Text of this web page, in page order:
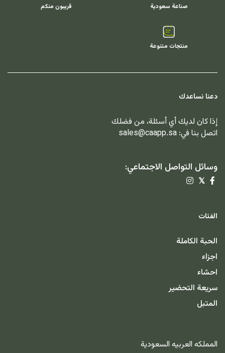
صناعة سعودية قريبون منكم
منتجات متنوعة
دعنا نساعدك
إذا كان لديك أي أسئلة، من فضلك
اتصل بنا في: sales@caapp.sa
وسائل التواصل الاجتماعي:
𝕏
الفئات
الحبة الكاملة
اجزاء
احشاء
سريعة التحضير
المتبل
المملكه العربيه السعودية